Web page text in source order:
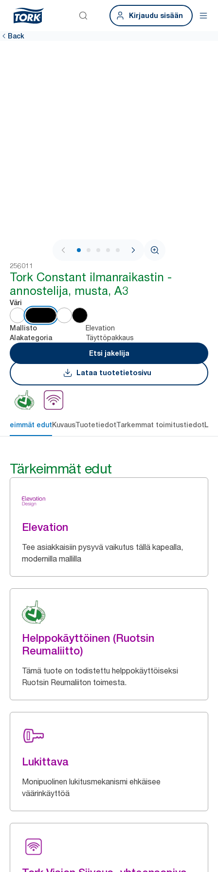
Kirjaudu sisään
Back
1 / 7
256011
Tork Constant ilmanraikastin -
annostelija, musta, A3
Väri
Mallisto Elevation
Alakategoria
Täyttöpakkaus
Etsi jakelija
Lataa tuotetietosivu
edutKuvausTuotetiedotTarkemmat toimitustiedot
Tärkeimmät edut
Elevation
Tee asiakkaisiin pysyvä vaikutus tällä kapealla,
modernilla mallilla
Helppokäyttöinen (Ruotsin
Reumaliitto)
Tämä tuote on todistettu helppokäyttöiseksi
Ruotsin Reumaliiton toimesta.
Lukittava
Monipuolinen lukitusmekanismi ehkäisee
väärinkäyttöä